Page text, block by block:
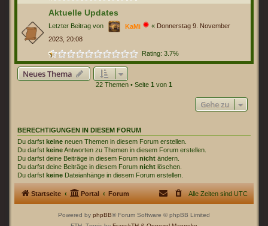
Aktuelle Updates
Letzter Beitrag von KaMi « Donnerstag 9. November
2023, 20:08
Rating: 3.7%
Neues Thema
22 Themen • Seite 1 von 1
Gehe zu
BERECHTIGUNGEN IN DIESEM FORUM
Du darfst keine neuen Themen in diesem Forum erstellen.
Du darfst keineAntworten zu Themen in diesem Forum erstellen.
Du darfst deine Beiträge in diesem Forum nicht ändern.
Du darfst deine Beiträge in diesem Forum nicht löschen.
Du darfst keine Dateianhänge in diesem Forum erstellen.
Startseite Portal Forum Alle Zeiten sind UTC
Powered by phpBB® Forum Software © phpBB Limited